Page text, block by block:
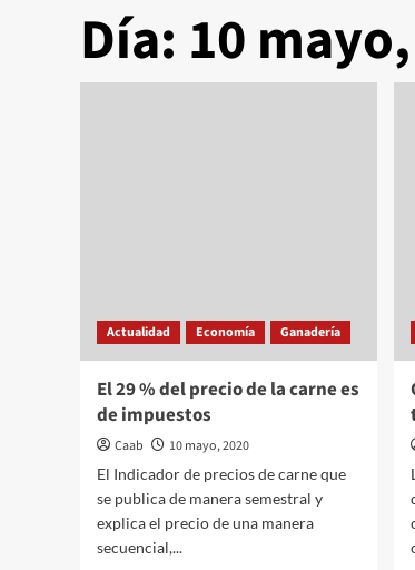
Día: 10
Actualidad Economía Ganadería
El 29 % del precio de la carne es
de impuestos
Caab
10 mayo, 2020
El Indicador de precios de carne que
se publica de manera semestral y
explica el precio de una manera
secuencial,...